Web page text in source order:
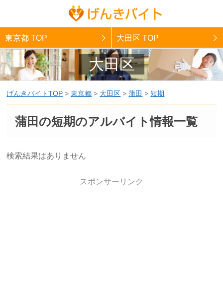
東京都 TOP 大田区 TOP
大田区
げんきバイトTOP >東京都 > 大田区 >蒲田 >短期
蒲田の短期のアルバイト情報一覧
検索結果はありません
スポンサーリンク